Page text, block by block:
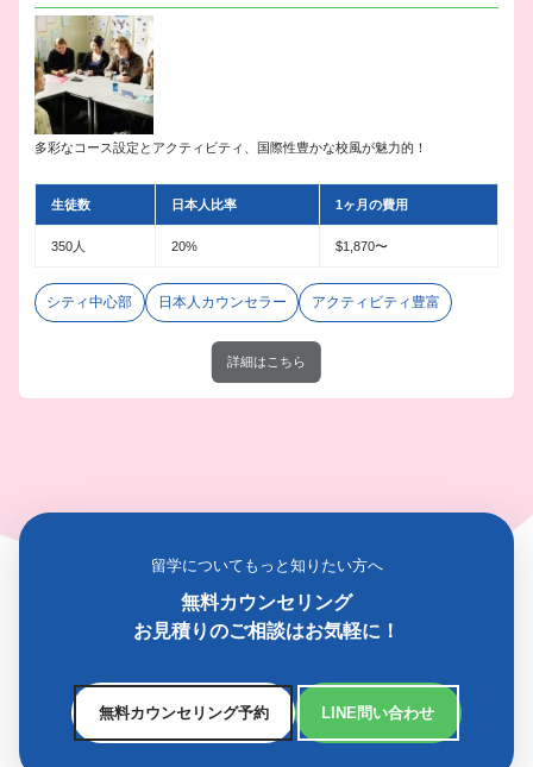
多彩なコース設定とアクティビティ、国際性豊かな校風が魅力的！
生徒数 日本人比率 1ヶ月の費用
350人 20% $1,870〜
シティ中心部 日本人カウンセラー アクティビティ豊富
詳細はこちら
留学についてもっと知りたい方へ
無料カウンセリング
お見積りのご相談はお気軽に！
無料カウンセリング予約 LINE問い合わせ